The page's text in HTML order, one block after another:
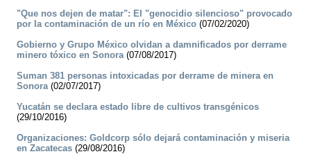
"Que nos dejen de matar": El "genocidio silencioso" provocado
por la contaminación de un río en México (07/02/2020)
Gobierno y Grupo México olvidan a damnificados por derrame
minero tóxico en Sonora(07/08/2017)
Suman 381 personas intoxicadas por derrame de minera en
Sonora(02/07/2017)
Yucatán se declara estado libre de cultivos transgénicos
(29/10/2016)
Organizaciones: Goldcorp sólo dejará contaminación y miseria
en Zacatecas (29/08/2016)